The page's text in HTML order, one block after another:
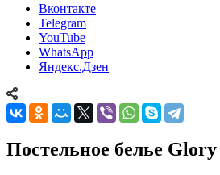
Вконтакте
Telegram
YouTube
WhatsApp
Яндекс.Дзен
Постельное белье Glory